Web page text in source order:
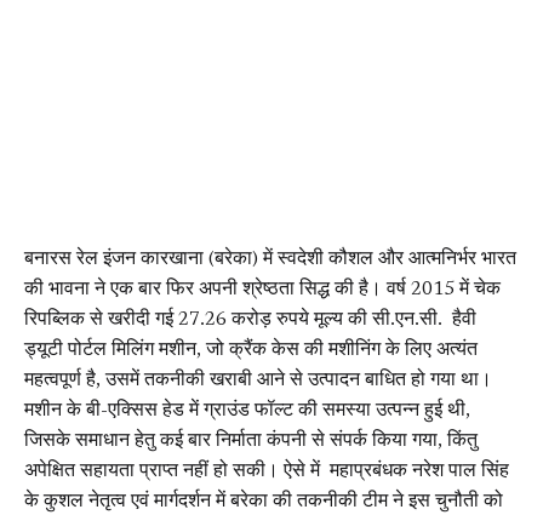
बनारस रेल इंजन कारखाना (बरेका) में स्वदेशी कौशल और आत्मनिर्भर भारत
की भावना ने एक बार फिर अपनी श्रेष्ठता सिद्ध की है। वर्ष 2015 में चेक
रिपब्लिक से खरीदी गई 27.26 करोड़ रुपये मूल्य की सी.एन.सी. हैवी
ड्यूटी पोर्टल मिलिंग मशीन, जो क्रैंक केस की मशीनिंग के लिए अत्यंत
महत्वपूर्ण है, उसमें तकनीकी खराबी आने से उत्पादन बाधित हो गया था।
मशीन के बी-एक्सिस हेड में ग्राउंड फॉल्ट की समस्या उत्पन्न हुई थी,
जिसके समाधान हेतु कई बार निर्माता कंपनी से संपर्क किया गया, किंतु
अपेक्षित सहायता प्राप्त नहीं हो सकी। ऐसे में महाप्रबंधक नरेश पाल सिंह
के कुशल नेतृत्व एवं मार्गदर्शन में बरेका की तकनीकी टीम ने इस चुनौती को